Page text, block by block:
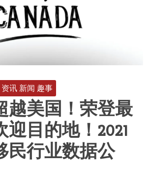
资讯 新闻 趣事
越美国！荣登最
迎目的地！2021
民行业数据公